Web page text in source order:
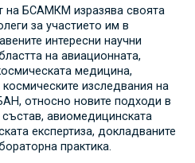
на БСАМКМ изразява своята
за участието им в
интересни научни
на авиационната,
медицина,
изследвания на
относно новите подходи в
авиомедицинската
експертиза, докладваните
практика.